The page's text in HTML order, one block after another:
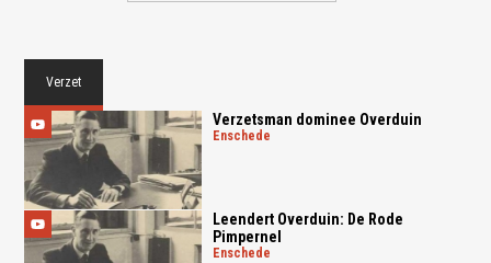
Verzet
Verzetsman dominee Overduin
enschede
Leendert Overduin: De Rode
Pimpernel
enschede